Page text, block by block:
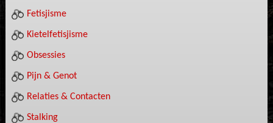
Fetisjisme
Kietelfetisjisme
Obsessies
Pijn & Genot
Relaties & Contacten
Stalking